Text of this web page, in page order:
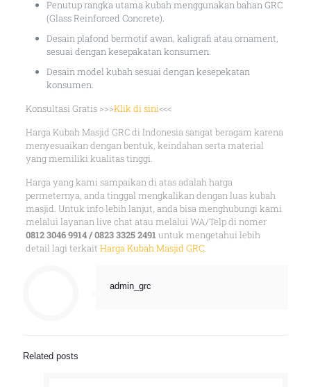
Penutup rangka utama kubah menggunakan bahan GRC
(Glass Reinforced Concrete).
Desain plafond bermotif awan, kaligrafi atau ornament,
sesuai dengan kesepakatan konsumen.
Desain model kubah sesuai dengan kesepekatan
konsumen.
Konsultasi Gratis >>>Klik di sini<<<
Harga Kubah Masjid GRC di Indonesia sangat beragam karena
menyesuaikan dengan bentuk, keindahan serta material
yang memiliki kualitas tinggi.
Harga yang kami sampaikan di atas adalah harga
permeternya, anda tinggal mengkalikan dengan luas kubah
masjid. Untuk info lebih lanjut, anda bisa menghubungi kami
melalui layanan live chat atau melalui WA/Telp di nomer
0812 3046 9914 / 0823 3325 2491untuk mengetahui lebih
detail lagi terkait Harga Kubah Masjid GRC.
admin_grc
Related posts